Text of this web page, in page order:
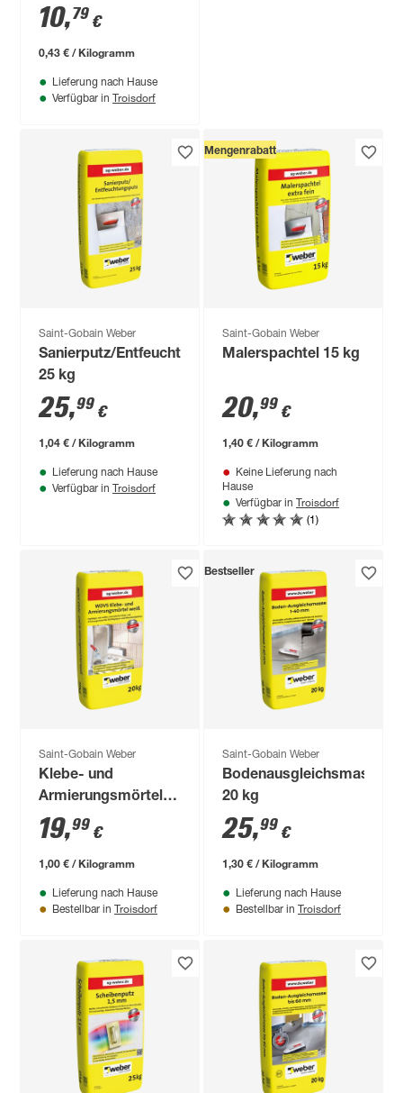
10,79 €
0,43 € / Kilogramm
Lieferung nach Hause
Verfügbar in Troisdorf
Saint-Gobain Weber
Sanierputz/Entfeuchtungsputz
25 kg
25,99 €
1,04 € / Kilogramm
Lieferung nach Hause
Verfügbar in Troisdorf
Mengenrabatt
Saint-Gobain Weber
Malerspachtel 15 kg
20,99 €
1,40 € / Kilogramm
Keine Lieferung nach
Hause
Verfügbar in Troisdorf
(1)
Saint-Gobain Weber
Klebe- und
Armierungsmörtel
20 kg
19,99 €
1,00 € / Kilogramm
Lieferung nach Hause
Bestellbar in Troisdorf
Bestseller
Saint-Gobain Weber
Bodenausgleichsmasse
20 kg
25,99 €
1,30 € / Kilogramm
Lieferung nach Hause
Bestellbar in Troisdorf